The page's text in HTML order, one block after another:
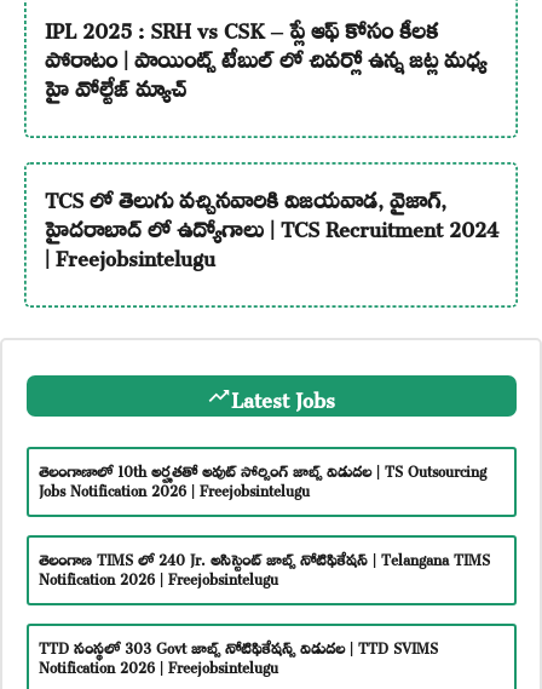
IPL 2025 : SRH vs CSK – ప్లే ఆఫ్ కోసం కీలక
పోరాటం | పాయింట్స్ టేబుల్ లో చివర్లో ఉన్న జట్ల మధ్య
హై వోల్టేజ్ మ్యాచ్
TCS లో తెలుగు వచ్చినవారికి విజయవాడ, వైజాగ్,
హైదరాబాద్ లో ఉద్యోగాలు | TCS Recruitment 2024
| Freejobsintelugu
Latest Jobs
తెలంగాణాలో 10th అర్హతతో అవుట్ సోర్సింగ్ జాబ్స్ విడుదల | TS Outsourcing
Jobs Notification 2026 | Freejobsintelugu
తెలంగాణ TIMS లో 240 Jr. అసిస్టెంట్ జాబ్స్ నోటిఫికేషన్ | Telangana TIMS
Notification 2026 | Freejobsintelugu
TTD సంస్థలో 303 Govt జాబ్స్ నోటిఫికేషన్స్ విడుదల | TTD SVIMS
Notification 2026 | Freejobsintelugu